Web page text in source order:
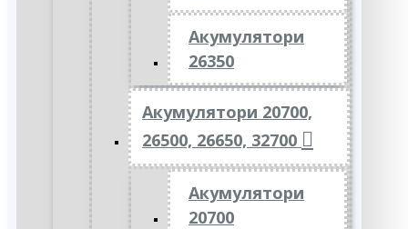
Акумулятори
26350
Акумулятори 20700,
26500, 26650, 32700
Акумулятори
20700